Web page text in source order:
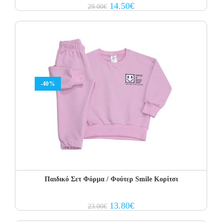
29.00€ Original
price
14.50€Current
price
-40%
Παιδικό Σετ Φόρμα / Φούτερ Smile Κορίτσι
23.00€ Original
price
13.80€Current
price